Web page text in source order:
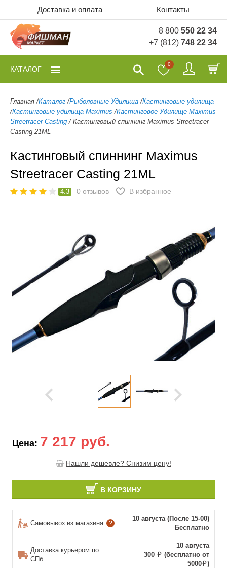
Доставка и оплата Контакты
8 800 550 22 34
+7 (812) 748 22 34
0
КАТАЛОГ
Главная /Каталог /Рыболовные Удилища /Кастинговые удилища
/Кастинговые удилища Maximus /Кастинговое Удилище Maximus
Streetracer Casting / Кастинговый спиннинг Maximus Streetracer
Casting 21ML
Кастинговый спиннинг Maximus
Streetracer Casting 21ML
4.3 0 отзывов В избранное
Цена: 7 217 руб.
Нашли дешевле? Снизим цену!
В КОРЗИНУ
Самовывоз из магазина ?
10 августа (После 15-00)
Бесплатно
Доставка курьером по
СПб
10 августа
300
(бесплатно от
5000
)